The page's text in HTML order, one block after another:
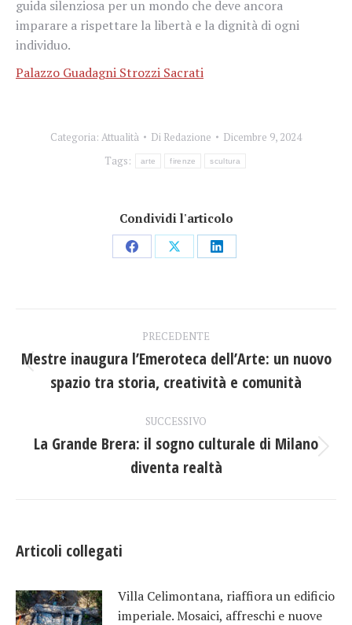
guida silenziosa per un mondo che deve ancora
imparare a rispettare la libertà e la dignità di ogni
individuo.
Palazzo Guadagni Strozzi Sacrati
Categoria: Attualità Di Redazione
Dicembre 9, 2024
Tags:
arte firenze scultura
Condividi l'articolo
CondividiCondividiCondividi
tra
post
PRECEDENTE
Post
precedente:
Mestre inaugura l’Emeroteca dell’Arte: un nuovo
spazio tra storia, creatività e comunità
SUCCESSIVO
Prossimo
post:
La Grande Brera: il sogno culturale di Milano
diventa realtà
Articoli collegati
Villa Celimontana, riaffiora un edificio
imperiale. Mosaici, affreschi e nuove